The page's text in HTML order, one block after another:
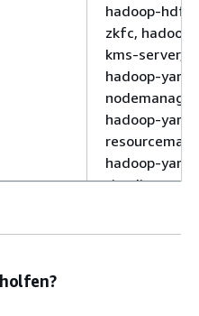
hadoop-hdfs-
zkfc, hadoop-
kms-server,
hadoop-yarn-
hadoop-yarn-
hadoop-yarn-
timeline-
amzn-